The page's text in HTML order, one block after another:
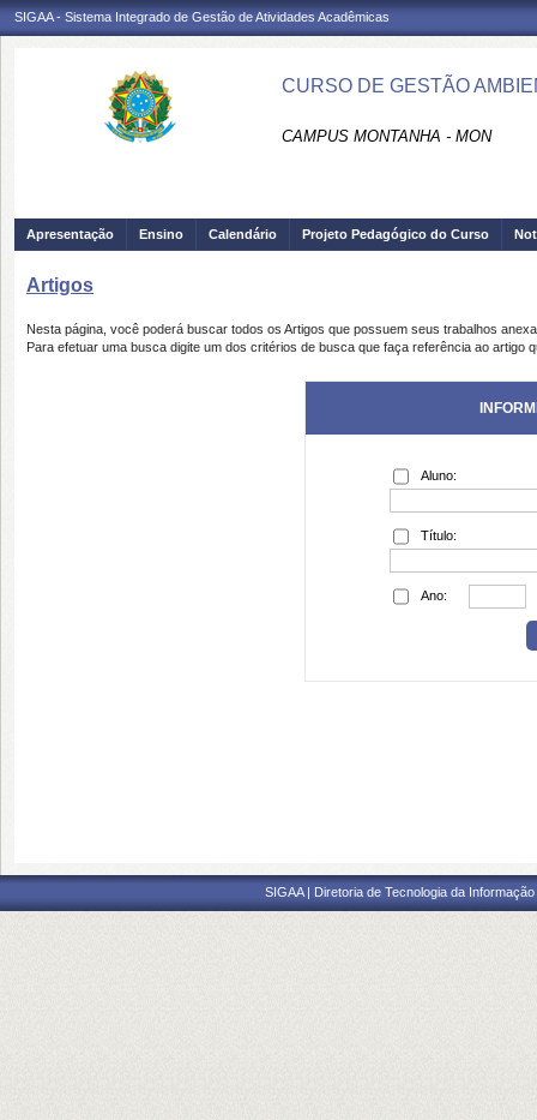
SIGAA - Sistema Integrado de Gestão de Atividades Acadêmicas
CURSO DE GESTÃO
CAMPUS MONTANHA - MON
Apresentação Ensino Calendário Projeto Pedagógico do Curso
Artigos
Nesta página, você poderá buscar todos os Artigos que possuem seus trabalhos
Para efetuar uma busca digite um dos critérios de busca que faça referência ao artigo
Aluno:
Título:
Ano:
SIGAA | Diretoria de Tecnologia da